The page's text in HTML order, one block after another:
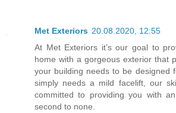
Met Exteriors 20.08.2020, 12:55
At Met Exteriors it’s our goal to
home with a gorgeous exterior that
your building needs to be designed
simply needs a mild facelift, our
committed to providing you with
second to none.